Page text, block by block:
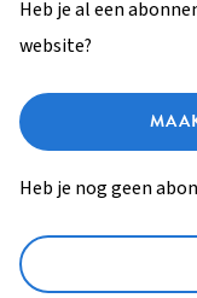
Heb je al een
website?
Heb je nog geen